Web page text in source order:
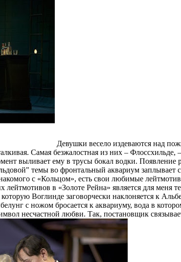
Девушки весело издеваются над
Самая безжалостная из них –
выливает ему в трусы бокал водки. Появление
темы во фронтальный аквариум
с «Кольцом», есть свои любимые
в «Золоте Рейна» является для меня
Воглинде заговорчески наклоняется к
с ножом бросается к аквариуму, вода в
несчастной любви. Так, постановщик